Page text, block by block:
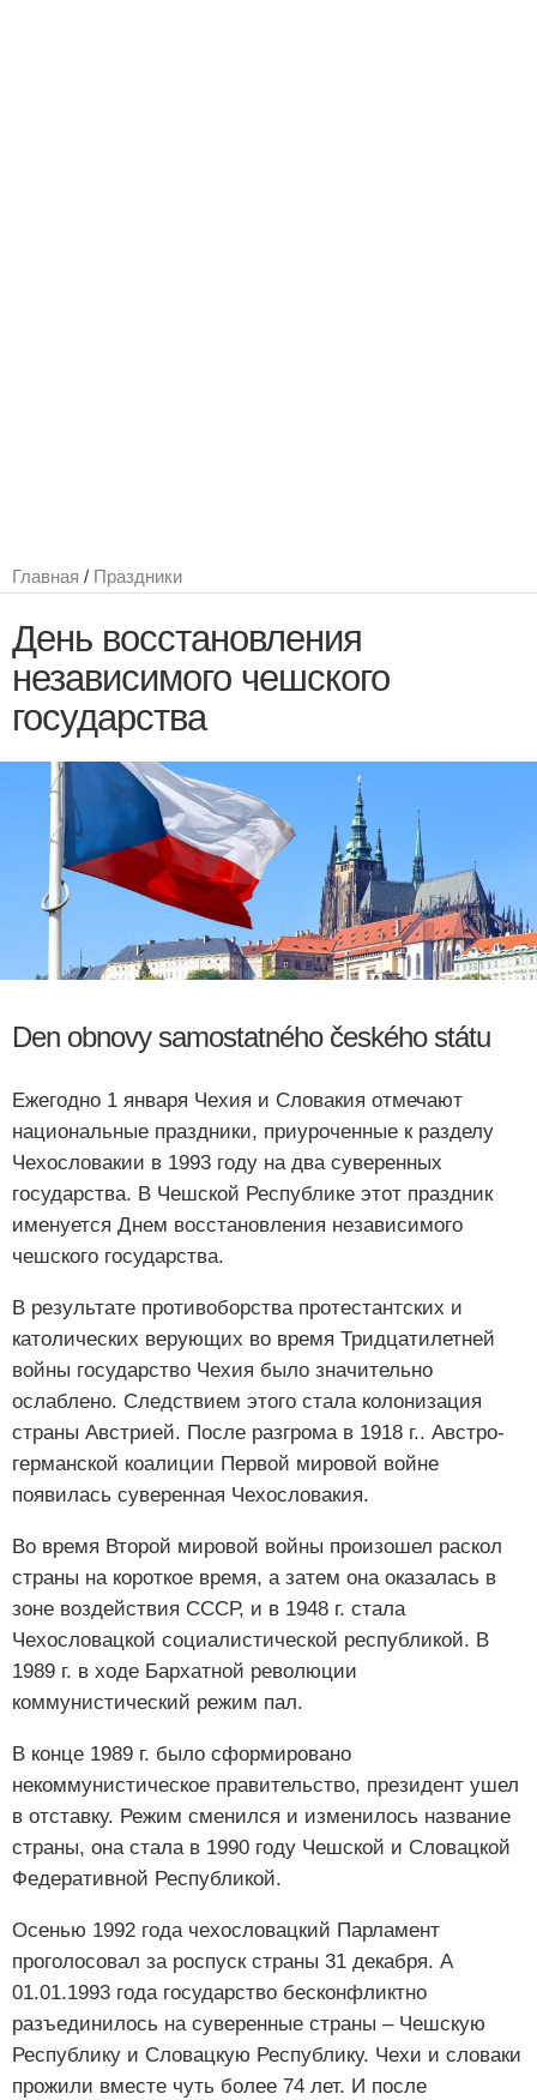
Главная / Праздники
День восстановления
независимого чешского
государства
Den obnovy samostatného českého státu
Ежегодно 1 января Чехия и Словакия отмечают
национальные праздники, приуроченные к разделу
Чехословакии в 1993 году на два суверенных
государства. В Чешской Республике этот праздник
именуется Днем восстановления независимого
чешского государства.
В результате противоборства протестантских и
католических верующих во время Тридцатилетней
войны государство Чехия было значительно
ослаблено. Следствием этого стала колонизация
страны Австрией. После разгрома в 1918 г.. Австро-
германской коалиции Первой мировой войне
появилась суверенная Чехословакия.
Во время Второй мировой войны произошел раскол
страны на короткое время, а затем она оказалась в
зоне воздействия СССР, и в 1948 г. стала
Чехословацкой социалистической республикой. В
1989 г. в ходе Бархатной революции
коммунистический режим пал.
В конце 1989 г. было сформировано
некоммунистическое правительство, президент ушел
в отставку. Режим сменился и изменилось название
страны, она стала в 1990 году Чешской и Словацкой
Федеративной Республикой.
Осенью 1992 года чехословацкий Парламент
проголосовал за роспуск страны 31 декабря. А
01.01.1993 года государство бесконфликтно
разъединилось на суверенные страны – Чешскую
Республику и Словацкую Республику. Чехи и словаки
прожили вместе чуть более 74 лет. И после